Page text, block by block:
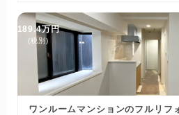
189.4万円
(税別)
ワンルームマンションのフルリフ